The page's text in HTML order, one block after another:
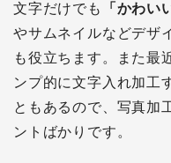
文字だけでも 「かわい
やサムネイルなどデザ
も役立ちます。また最
ンプ的に文字入れ加工
ともあるので、写真加
ントばかりです。